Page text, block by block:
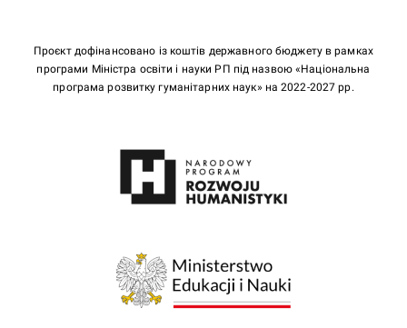
Проєкт дофінансовано із коштів державного бюджету в рамках
програми Міністра освіти і науки РП під назвою «Національна
програма розвитку гуманітарних наук» на 2022-2027 рр.